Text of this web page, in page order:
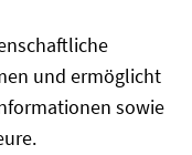
und ermöglicht
sowie